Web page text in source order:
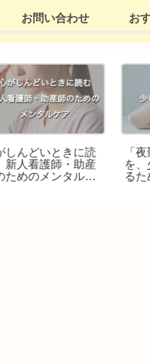
お問い合わせ お
「夜勤がある生活」
を、少しでも好きにな
るためにできること